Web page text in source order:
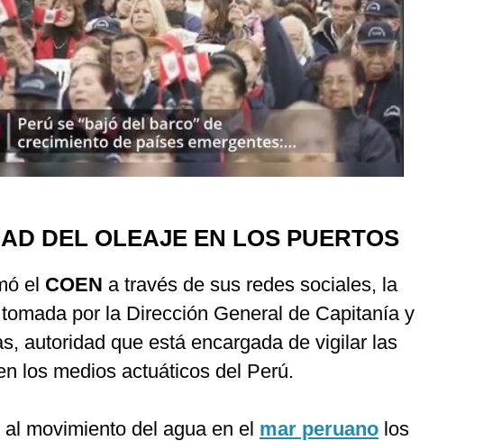
DEL OLEAJE EN LOS PUERTOS
el COEN a través de sus redes sociales, la
por la Dirección General de Capitanía y
autoridad que está encargada de vigilar las
los medios actuáticos del Perú.
movimiento del agua en el mar peruano los